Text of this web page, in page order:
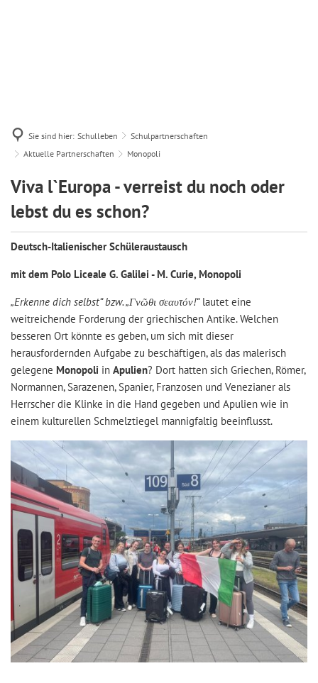
Sie sind hier: Schulleben
Schulpartnerschaften
Aktuelle Partnerschaften
Monopoli
Monopoli
Viva l`Europa - verreist du noch oder
lebst du es schon?
Deutsch-Italienischer Schüleraustausch
mit dem Polo Liceale G. Galilei - M. Curie, Monopoli
„Erkenne dich selbst“ bzw. „Γνῶθι σεαυτόν!“lautet eine
weitreichende Forderung der griechischen Antike. Welchen
besseren Ort könnte es geben, um sich mit dieser
herausfordernden Aufgabe zu beschäftigen, als das malerisch
gelegene Monopoli in Apulien? Dort hatten sich Griechen, Römer,
Normannen, Sarazenen, Spanier, Franzosen und Venezianer als
Herrscher die Klinke in die Hand gegeben und Apulien wie in
einem kulturellen Schmelztiegel mannigfaltig beeinflusst.